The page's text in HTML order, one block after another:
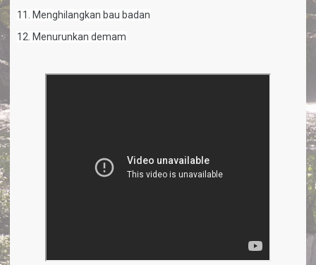
11. Menghilangkan bau badan
12. Menurunkan demam